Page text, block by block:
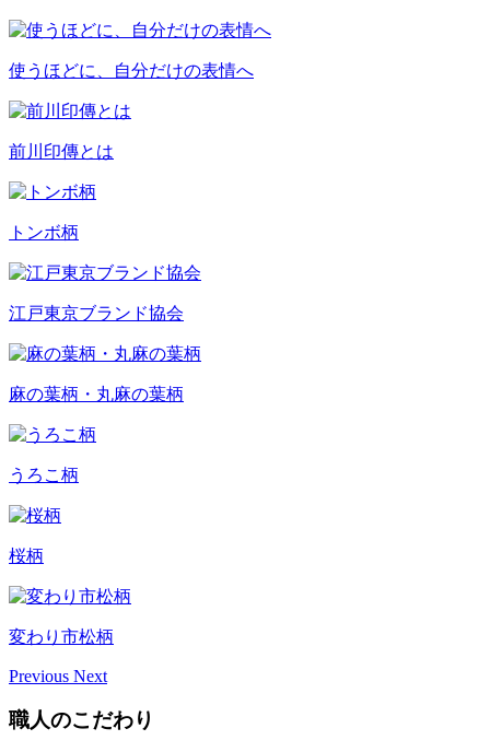
使うほどに、自分だけの表情へ
前川印傳とは
トンボ柄
江戸東京ブランド協会
麻の葉柄・丸麻の葉柄
うろこ柄
桜柄
変わり市松柄
Previous Next
職人のこだわり